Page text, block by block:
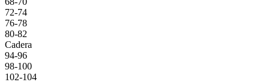
72-74
76-78
80-82
Cadera
94-96
98-100
102-104